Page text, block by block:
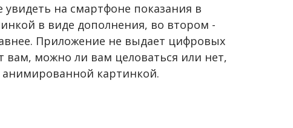
на смартфоне показания в
в виде дополнения, во втором -
Приложение не выдает цифровых
вам, можно ли вам целоваться или нет,
картинкой.